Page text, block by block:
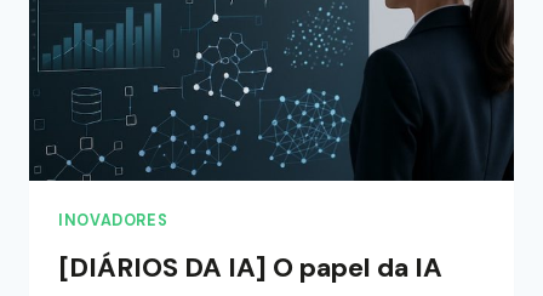
INOVADORES
[DIÁRIOS DA IA] O papel da IA